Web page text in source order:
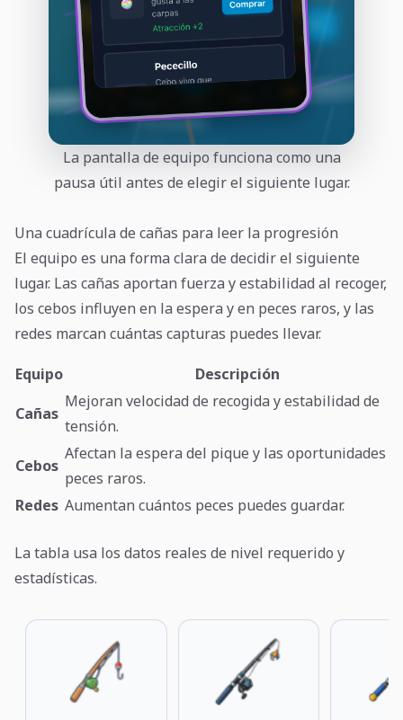
La pantalla de equipo funciona como una
pausa útil antes de elegir el siguiente lugar.
Una cuadrícula de cañas para leer la progresión
El equipo es una forma clara de decidir el siguiente
lugar. Las cañas aportan fuerza y estabilidad al recoger,
los cebos influyen en la espera y en peces raros, y las
redes marcan cuántas capturas puedes llevar.
Equipo
Descripción
Cañas
Mejoran velocidad de recogida y estabilidad de
tensión.
Cebos
Afectan la espera del pique y las oportunidades
peces raros.
Redes Aumentan cuántos peces puedes guardar.
La tabla usa los datos reales de nivel requerido y
estadísticas.